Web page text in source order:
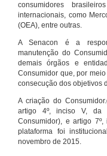
consumidores
internacionais, como
(OEA), entre outras.
A Senacon é a
manutenção do
demais órgãos e
Consumidor que, por
consecução dos objetivos
A criação do
artigo 4º, inciso V, da
Consumidor), e artigo
plataforma foi
novembro de 2015.